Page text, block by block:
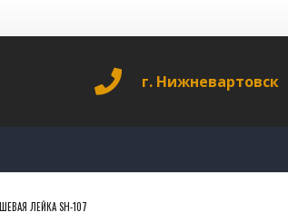
г. Нижневартовск
ЛЕЙКА SH-107